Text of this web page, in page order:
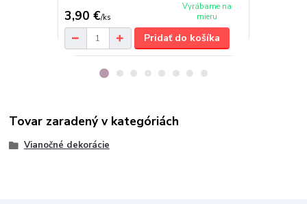
3,90 €/ks
Vyrábame na
mieru
Pridať do košíka
Tovar zaradený v kategóriách
Vianočné dekorácie